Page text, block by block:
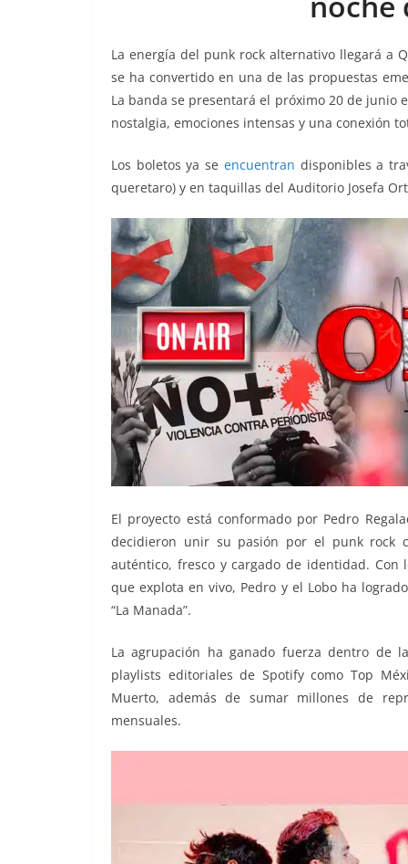
o
k
p k
m
La energía del punk rock alternativo llegará a
se ha convertido en una de las propuestas
La banda se presentará el próximo 20 de junio
nostalgia, emociones intensas y una conexión
Los boletos ya se encuentran disponibles a
queretaro) y en taquillas del Auditorio Josefa
El proyecto está conformado por Pedro
decidieron unir su pasión por el punk rock
auténtico, fresco y cargado de identidad.
que explota en vivo, Pedro y el Lobo ha
“La Manada”.
La agrupación ha ganado fuerza dentro de
playlists editoriales de Spotify como Top
Muerto, además de sumar millones de
mensuales.